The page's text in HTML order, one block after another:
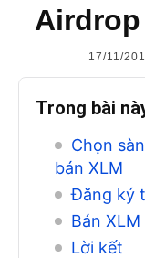
Airdrop
17/11/
Trong bài
Chọn
bán XLM
Đăng ký
Bán
Lời kết